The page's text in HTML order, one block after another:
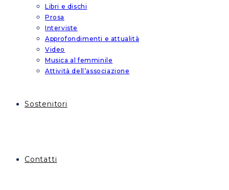
Libri e dischi
Prosa
Interviste
Approfondimenti e attualità
Video
Musica al femminile
Attività dell’associazione
Sostenitori
Contatti